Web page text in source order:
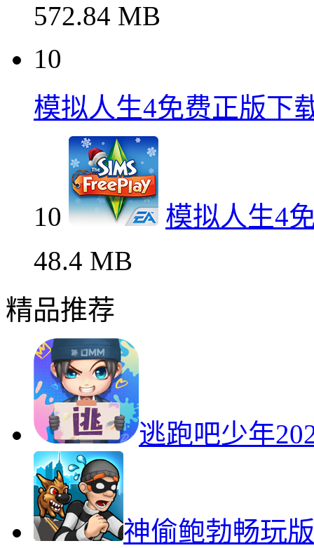
572.84 MB
10
模拟人生4免费正版下
10
模拟人生4
48.4 MB
精品推荐
逃跑吧少年
神偷鲍勃畅玩